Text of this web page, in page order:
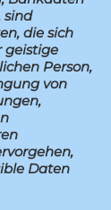
sind
die sich
geistige
Person,
von
Daten